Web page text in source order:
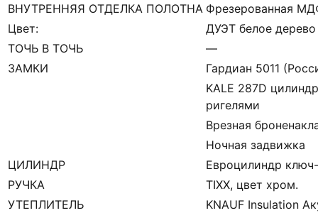
ВНУТРЕННЯЯ ОТДЕЛКА ПОЛОТНА Фрезерованная
Цвет:
ДУЭТ белое дерево
ТОЧЬ В ТОЧЬ
—
ЗАМКИ
Гардиан 5011
KALE 287D
ригелями
Врезная
Ночная задвижка
ЦИЛИНДР
Евроцилиндр
РУЧКА
TIXX, цвет хром.
УТЕПЛИТЕЛЬ
KNAUF Insulation